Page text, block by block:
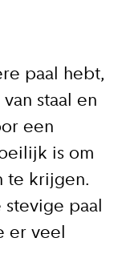
paal hebt,
staal en
een
is om
te krijgen.
paal
er veel